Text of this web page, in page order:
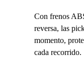
Con frenos
reversa, las
momento,
cada recorrido.